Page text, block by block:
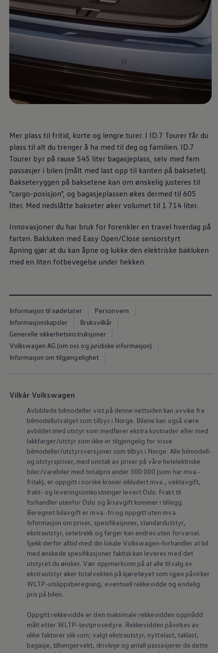
Hurtiglading
Ruteplanlegger
Elbillader
Rekkevidde-kalkulator
Ladekalkulator
Oppgitt vs. faktisk rekkevidde
Min Volkswagen
myVolkswagen
Biltilbehør
Programvareoppdateringer
Videoveiledninger
Instruksjonsbok
Connect Shop
Apper og tjenester
App-Connect
Kart og radio
Bilhold
Bilservice
Nybilgaranti
Verkstedtjenester
Veihjelp og bilberging
Service for eldre modeller
Hvorfor velge merkeverksted
Magasin
Mer plass til fritid, korte og lengre turer. I ID.7 Tourer får du
plass til alt du trenger å ha med til deg og familien. ID.7
Tourer byr på rause 545 liter bagasjeplass, selv med fem
passasjer i bilen (målt med last opp til kanten på baksetet).
Bakseteryggen på baksetene kan om ønskelig justeres til
"cargo-posisjon", og bagasjeplassen økes dermed til 605
liter. Med nedslåtte bakseter øker volumet til 1 714 liter.
Innovasjoner du har bruk for forenkler en travel hverdag på
farten. Bakluken med Easy Open/Close sensorstyrt
åpning gjør at du kan åpne og lukke den elektriske bakluken
med en liten fotbevegelse under hekken.
Informasjon til nødetater
Personvern
Informasjonskapsler
Bruksvilkår
Generelle sikkerhetsinstruksjoner
Volkswagen AG (om oss og juridiske informasjon)
Informasjon om tilgjengelighet
Vilkår Volkswagen
Avbildede bilmodeller vist på denne nettsiden kan avvike fra
bilmodellutvalget som tilbys i Norge. Bilene kan også være
avbildet med utstyr som medfører ekstra kostnader eller med
lakkfarger/utstyr som ikke er tilgjengelig for visse
bilmodeller/utstyrsversjoner som tilbys i Norge. Alle bilmodell-
og utstyrspriser, med unntak av priser på våre helelektriske
biler/varebiler med totalpris under 300 000 (som har mva.-
fritak), er oppgitt i norske kroner inkludert mva., vektavgift,
frakt- og leveringsomkostninger levert Oslo. Frakt til
forhandler utenfor Oslo og årsavgift kommer i tillegg.
Beregnet bilavgift er mva.-fri og oppgitt uten mva.
Informasjon om priser, spesifikasjoner, standardutstyr,
ekstrautstyr, setetrekk og farger kan endres uten forvarsel.
Sjekk derfor alltid med din lokale Volkswagen‑forhandler at bil
med ønskede spesifikasjoner faktisk kan leveres med det
utstyret du ønsker. Vær oppmerksom på at alle tilvalg av
ekstrautstyr øker totalvekten på kjøretøyet som igjen påvirker
WLTP-utslippsberegning, eventuell rekkevidde og endelig
pris på bilen.
Oppgitt rekkevidde er den maksimale rekkevidden oppnådd
målt etter WLTP-testprosedyre. Rekkevidden påvirkes av
ulike faktorer slik som; valgt ekstrautstyr, nyttelast, taklast,
bagasje, tilhengervekt, drivlinje og antall passasjerer da dette